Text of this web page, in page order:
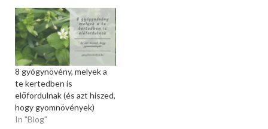
8 gyógynövény, melyek a
te kertedben is
előfordulnak (és azt hiszed,
hogy gyomnövények)
In "Blog"